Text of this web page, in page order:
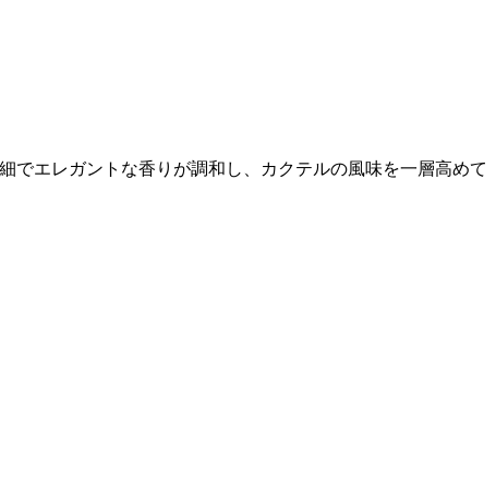
でエレガントな香りが調和し、カクテルの風味を一層高めて